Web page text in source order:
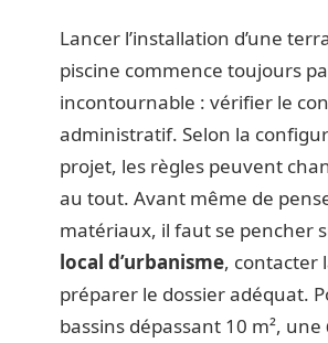
Lancer l’installation d’une
piscine commence toujours
incontournable : vérifier le
administratif. Selon la
projet, les règles peuvent
au tout. Avant même de
matériaux, il faut se pencher
local d’urbanisme, contacter
préparer le dossier adéquat.
bassins dépassant 10 m², une